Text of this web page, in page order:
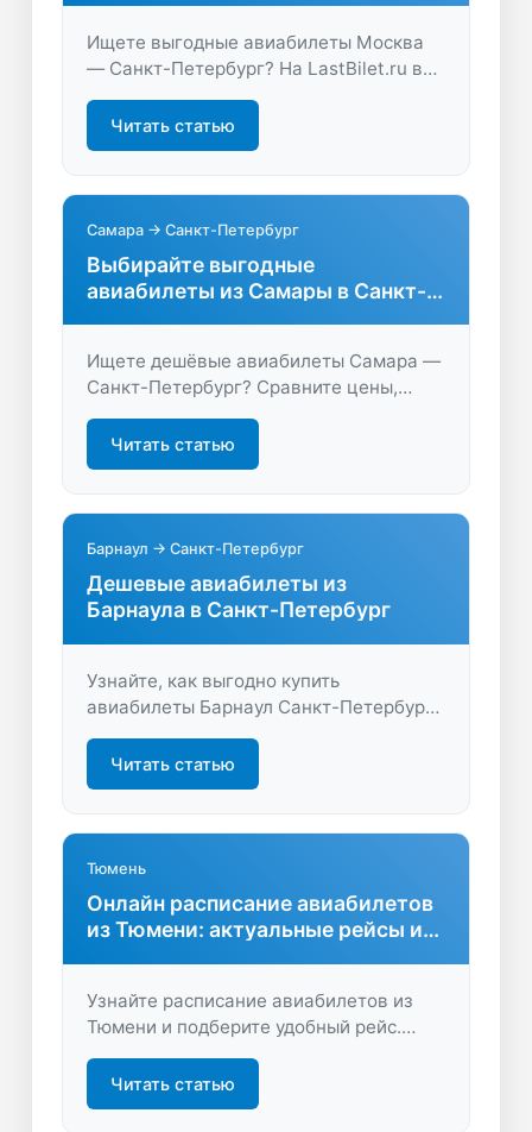
Ищете выгодные авиабилеты Москва
— Санкт-Петербург? На LastBilet.ru вы
сравните цены и выберите удобный
рейс. Летайте комфортно и экономьте
Читать статью
Самара → Санкт-Петербург
Выбирайте выгодные
авиабилеты из Самары в Санкт-
Ищете дешёвые авиабилеты Самара —
Санкт-Петербург? Сравните цены,
найдите удобные рейсы и сэкономьте
на перелёте. Откройте для себя лучшие
предложения на LastBilet.ru!
Читать статью
Барнаул → Санкт-Петербург
Дешевые авиабилеты из
Барнаула в Санкт-Петербург
Узнайте, как выгодно купить
авиабилеты Барнаул Санкт-Петербург.
Сравните цены, выберите лучшие
рейсы и планируйте путешествие
заранее с максимальной экономией!
Читать статью
Тюмень
Онлайн расписание авиабилетов
из Тюмени: актуальные рейсы и
Узнайте расписание авиабилетов из
Тюмени и подберите удобный рейс.
предложения и бронируйте билеты
онлайн быстро и без лишних хлопот.
Читать статью